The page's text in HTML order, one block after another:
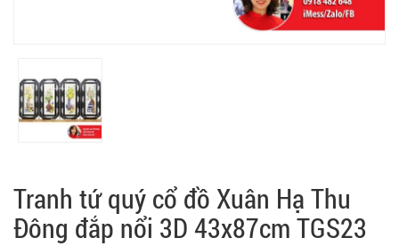
Tranh tứ quý cổ đồ Xuân Hạ Thu
Đông đắp nổi 3D 43x87cm TGS23